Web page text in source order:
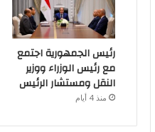
رئيس الجمهورية اجتمع
مع رئيس الوزراء ووزير
النقل ومستشار الرئيس
منذ 4 أيام